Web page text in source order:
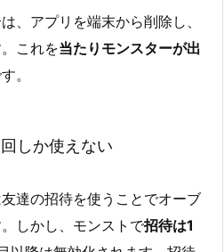
、アプリを端末から削除し、
これを当たりモンスターが出
。
しか使えない
達の招待を使うことでオーブ
しかし、モンストで招待は1